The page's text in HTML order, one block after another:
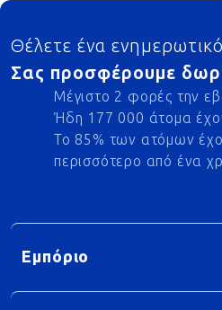
Footer
Θέλετε ένα
Σας προσφέρουμε
Μέγιστο 2 φορές την
Ήδη 177 000 άτομα
Το 85% των ατόμων
περισσότερο από ένα
Εμπόριο